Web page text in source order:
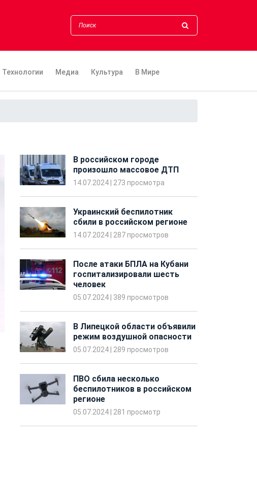
Технологии Медиа Культура В Мире
В российском городе
произошло массовое ДТП
14.07.2024 273 просмотра
Украинский беспилотник
сбили в российском регионе
14.07.2024 287 просмотров
После атаки БПЛА на Кубани
госпитализировали шесть
человек
05.07.2024 389 просмотров
В Липецкой области объявили
режим воздушной опасности
05.07.2024 289 просмотров
ПВО сбила несколько
беспилотников в российском
регионе
05.07.2024 281 просмотр